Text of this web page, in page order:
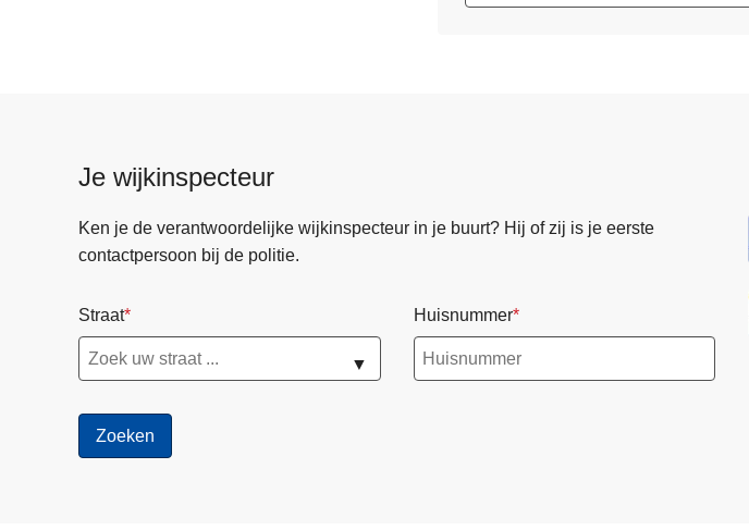
Je wijkinspecteur
Ken je de verantwoordelijke wijkinspecteur in je buurt? Hij of zij is je eerste
contactpersoon bij de politie.
Straat
▼
Huisnummer